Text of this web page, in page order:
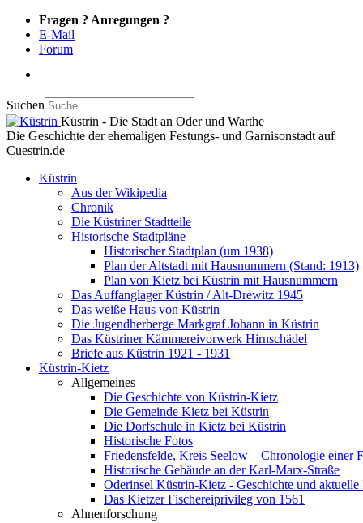
Fragen ? Anregungen ?
E-Mail
Forum
Suchen
Küstrin - Die Stadt an Oder und Warthe
Die Geschichte der ehemaligen Festungs- und Garnisonstadt auf
Cuestrin.de
Küstrin
Aus der Wikipedia
Chronik
Die Küstriner Stadtteile
Historische Stadtpläne
Historischer Stadtplan (um 1938)
Plan der Altstadt mit Hausnummern (Stand: 1913)
Plan von Kietz bei Küstrin mit Hausnummern
Das Auffanglager Küstrin / Alt-Drewitz 1945
Das weiße Haus von Küstrin
Die Jugendherberge Markgraf Johann in Küstrin
Das Küstriner Kämmereivorwerk Hirnschädel
Briefe aus Küstrin 1921 - 1931
Küstrin-Kietz
Allgemeines
Die Geschichte von Küstrin-Kietz
Die Gemeinde Kietz bei Küstrin
Die Dorfschule in Kietz bei Küstrin
Historische Fotos
Friedensfelde, Kreis Seelow – Chronologie einer
Historische Gebäude an der Karl-Marx-Straße
Oderinsel Küstrin-Kietz - Geschichte und aktuelle
Das Kietzer Fischereiprivileg von 1561
Ahnenforschung